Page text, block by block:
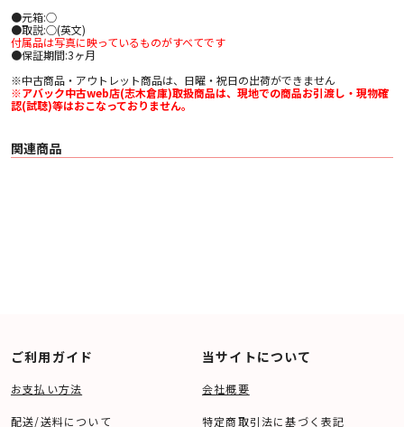
●元箱:○
●取説:○(英文)
付属品は写真に映っているものがすべてです
●保証期間:3ヶ月
※中古商品・アウトレット商品は、日曜・祝日の出荷ができません
※アバック中古web店(志木倉庫)取扱商品は、現地での商品お引渡し・現物確
認(試聴)等はおこなっておりません。
関連商品
ご利用ガイド
お支払い方法
配送/送料について
当サイトについて
会社概要
特定商取引法に基づく表記